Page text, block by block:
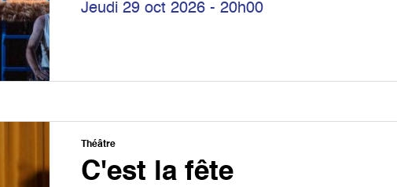
Jeudi 29 oct 2026 - 20h00
Théâtre
C'est la fête